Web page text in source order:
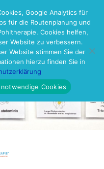
Google Analytics für
für die Routenplanung und
Cookies helfen,
Website zu verbessern.
Website stimmen Sie der
hierzu finden Sie in
Cookies